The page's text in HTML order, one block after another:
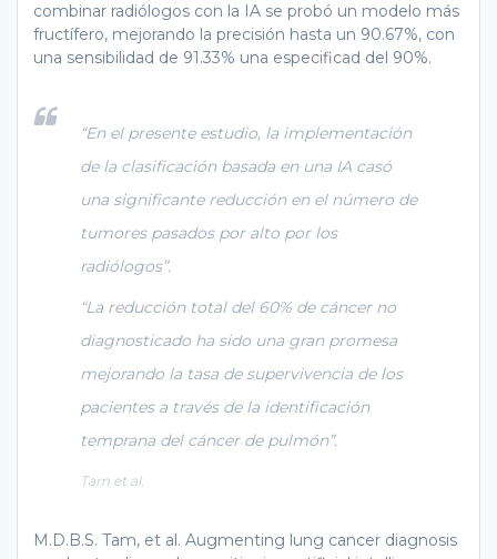
combinar radiólogos con la IA se probó un modelo más
fructífero, mejorando la precisión hasta un 90.67%, con
una sensibilidad de 91.33% una especificad del 90%.
“En el presente estudio, la implementación
de la clasificación basada en una IA casó
una significante reducción en el número de
tumores pasados por alto por los
radiólogos”.
“La reducción total del 60% de cáncer no
diagnosticado ha sido una gran promesa
mejorando la tasa de supervivencia de los
pacientes a través de la identificación
temprana del cáncer de pulmón”.
Tam et al.
M.D.B.S. Tam, et al. Augmenting lung cancer diagnosis